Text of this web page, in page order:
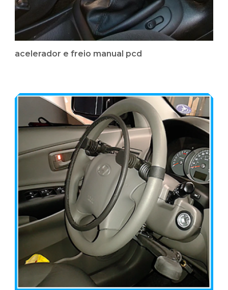
acelerador e freio manual pcd